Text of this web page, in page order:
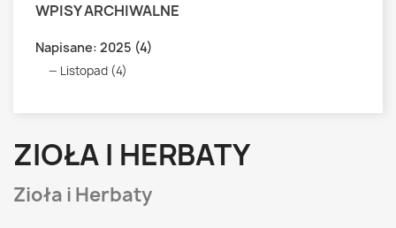
WPISY ARCHIWALNE
Napisane: 2025 (4)
Listopad (4)
ZIOŁA I HERBATY
Zioła i Herbaty